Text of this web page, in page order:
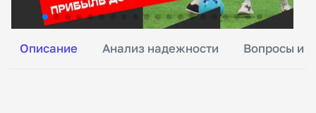
Описание Анализ надежности Вопросы и